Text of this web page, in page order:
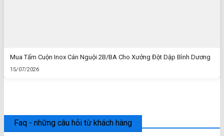
Mua Tấm Cuộn Inox Cán Nguội 2B/BA Cho Xưởng Đột Dập Bình Dương
15/07/2026
Faq - những câu hỏi từ khách hàng